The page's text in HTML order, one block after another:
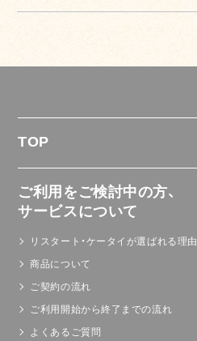
TOP
ご利用をご検討中の方、
サービスについて
リスタート・ケータイが選ばれる理由
商品について
ご契約の流れ
ご利用開始から終了までの流れ
よくあるご質問